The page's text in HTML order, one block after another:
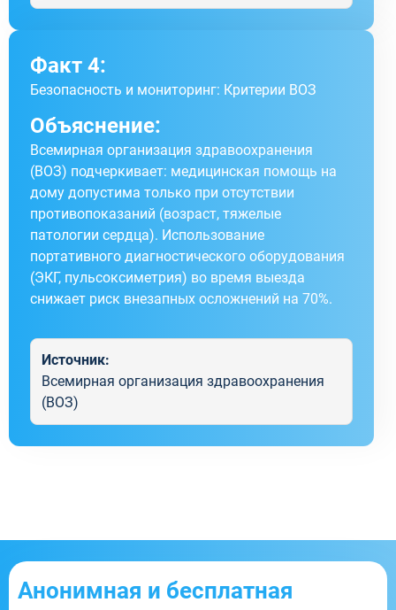
Факт 4:
Безопасность и мониторинг: Критерии ВОЗ
Объяснение:
Всемирная организация здравоохранения
(ВОЗ) подчеркивает: медицинская помощь на
дому допустима только при отсутствии
противопоказаний (возраст, тяжелые
патологии сердца). Использование
портативного диагностического оборудования
(ЭКГ, пульсоксиметрия) во время выезда
снижает риск внезапных осложнений на 70%.
Источник:
Всемирная организация здравоохранения
(ВОЗ)
Анонимная и бесплатная